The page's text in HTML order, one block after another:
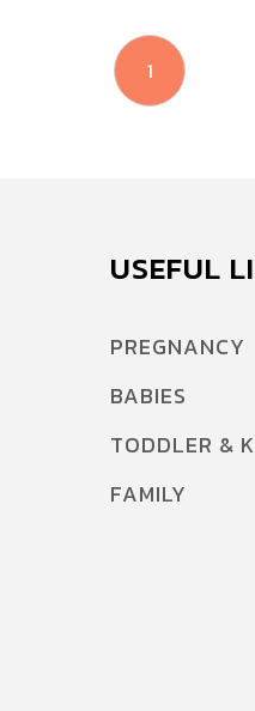
1
USEFUL
PREGNANCY
BABIES
TODDLER &
FAMILY